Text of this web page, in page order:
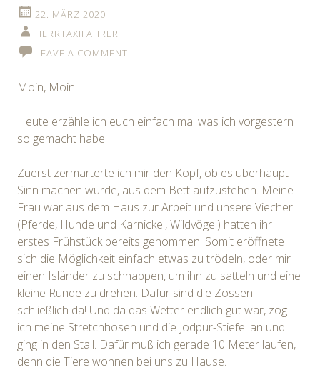
22. MÄRZ 2020
HERRTAXIFAHRER
LEAVE A COMMENT
Moin, Moin!
Heute erzähle ich euch einfach mal was ich vorgestern
so gemacht habe:
Zuerst zermarterte ich mir den Kopf, ob es überhaupt
Sinn machen würde, aus dem Bett aufzustehen. Meine
Frau war aus dem Haus zur Arbeit und unsere Viecher
(Pferde, Hunde und Karnickel, Wildvögel) hatten ihr
erstes Frühstück bereits genommen. Somit eröffnete
sich die Möglichkeit einfach etwas zu trödeln, oder mir
einen Isländer zu schnappen, um ihn zu satteln und eine
kleine Runde zu drehen. Dafür sind die Zossen
schließlich da! Und da das Wetter endlich gut war, zog
ich meine Stretchhosen und die Jodpur-Stiefel an und
ging in den Stall. Dafür muß ich gerade 10 Meter laufen,
denn die Tiere wohnen bei uns zu Hause.